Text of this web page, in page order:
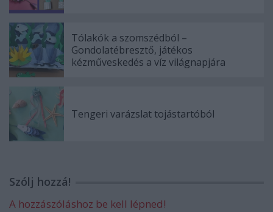
Tólakók a szomszédból –
Gondolatébresztő, játékos
kézműveskedés a víz világnapjára
Tengeri varázslat tojástartóból
Szólj hozzá!
A hozzászóláshoz be kell lépned!